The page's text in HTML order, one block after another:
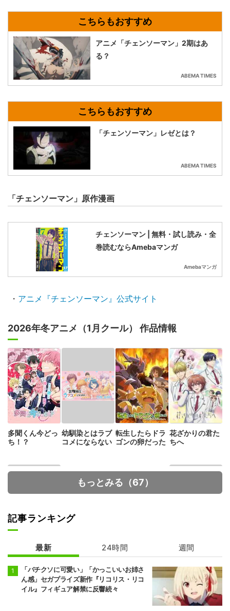
アニメ「チェンソーマン」2期はあ
る？
ABEMA TIMES
「チェンソーマン」レゼとは？
ABEMA TIMES
「チェンソーマン」原作漫画
チェンソーマン | 無料・試し読み・全
巻読むならAmebaマンガ
Amebaマンガ
・ アニメ『チェンソーマン』公式サイト
2026年冬アニメ（1月クール） 作品情報
多聞くん今どっ
ち！？
幼馴染とはラブ
コメにならない
転生したらドラ
ゴンの卵だった
花ざかりの君た
ちへ
カヤちゃんはコ
ワくない
人外教室の人間
嫌い教師
もっとみる（67）
記事ランキング
最新 24時間 週間
「バチクソに可愛い」「かっこいいお姉さ
ん感」セガプライズ新作『リコリス・リコ
イル』フィギュア解禁に反響続々